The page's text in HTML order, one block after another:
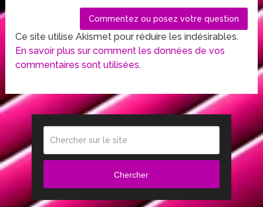
Ce site utilise Akismet pour réduire les indésirables.
En savoir plus sur comment les données de vos
commentaires sont utilisées.
Chercher